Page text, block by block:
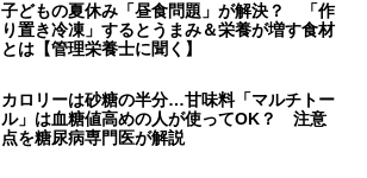
子どもの夏休み「昼食問題」が解決？ 「作
り置き冷凍」するとうまみ＆栄養が増す食材
とは【管理栄養士に聞く】
カロリーは砂糖の半分…甘味料「マルチトー
ル」は血糖値高めの人が使ってOK？ 注意
点を糖尿病専門医が解説